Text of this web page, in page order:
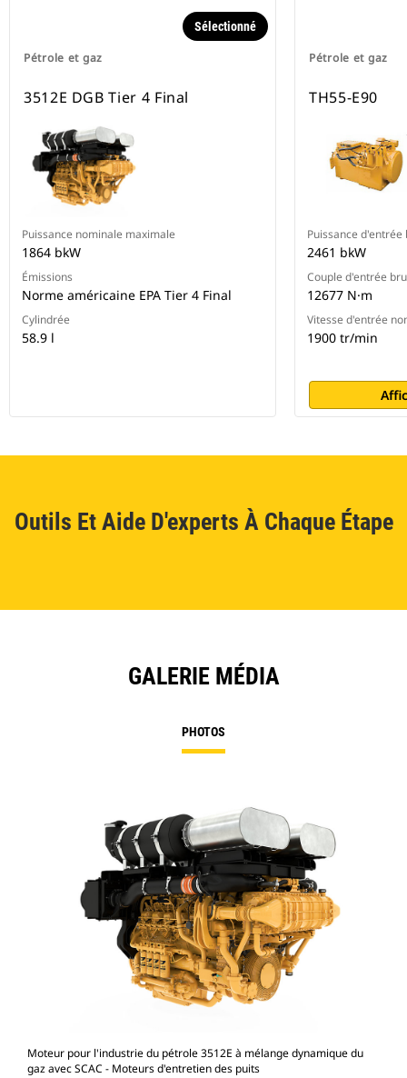
Pétrole et gaz
Sélectionné
3512E DGB Tier 4 Final
Puissance nominale maximale
1864 bkW
Émissions
Norme américaine EPA Tier 4 Final
Cylindrée
58.9 l
Pétrole et gaz
TH55-E90
Puissance d'entrée
2461 bkW
Couple d'entrée
12677 N·m
Vitesse d'entrée
1900 tr/min
Outils Et Aide D'experts À Chaque Étape
GALERIE MÉDIA
PHOTOS
Moteur pour l'industrie du pétrole 3512E à mélange dynamique du
gaz avec SCAC - Moteurs d'entretien des puits